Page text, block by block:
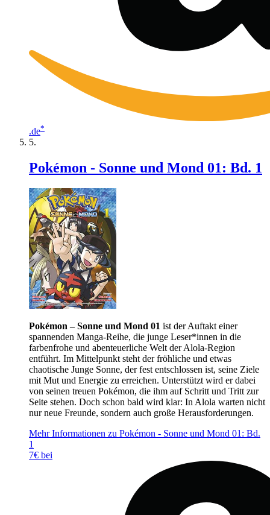
.de*
Pokémon - Sonne und Mond 01: Bd. 1
Pokémon – Sonne und Mond 01 ist der Auftakt einer
spannenden Manga-Reihe, die junge Leser*innen in die
farbenfrohe und abenteuerliche Welt der Alola-Region
entführt. Im Mittelpunkt steht der fröhliche und etwas
chaotische Junge Sonne, der fest entschlossen ist, seine Ziele
mit Mut und Energie zu erreichen. Unterstützt wird er dabei
von seinen treuen Pokémon, die ihm auf Schritt und Tritt zur
Seite stehen. Doch schon bald wird klar: In Alola warten nicht
nur neue Freunde, sondern auch große Herausforderungen.
Mehr Informationen zu Pokémon - Sonne und Mond 01: Bd.
1
7€ bei